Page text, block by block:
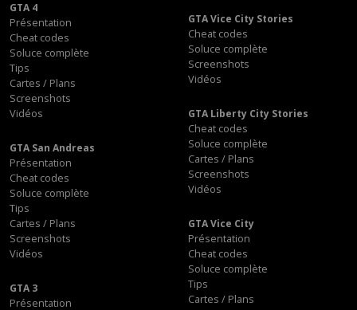
GTA 4
Présentation
Cheat codes
Soluce complète
Tips
Cartes / Plans
Screenshots
Vidéos
GTA Vice City Stories
Cheat codes
Soluce complète
Screenshots
Vidéos
GTA Liberty City Stories
Cheat codes
Soluce complète
Cartes / Plans
Screenshots
Vidéos
GTA San Andreas
Présentation
Cheat codes
Soluce complète
Tips
Cartes / Plans
Screenshots
Vidéos
GTA Vice City
Présentation
Cheat codes
Soluce complète
Tips
Cartes / Plans
GTA 3
Présentation